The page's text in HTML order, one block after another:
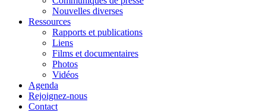
Nouvelles diverses
Ressources
Rapports et publications
Liens
Films et documentaires
Photos
Vidéos
Agenda
Rejoignez-nous
Contact